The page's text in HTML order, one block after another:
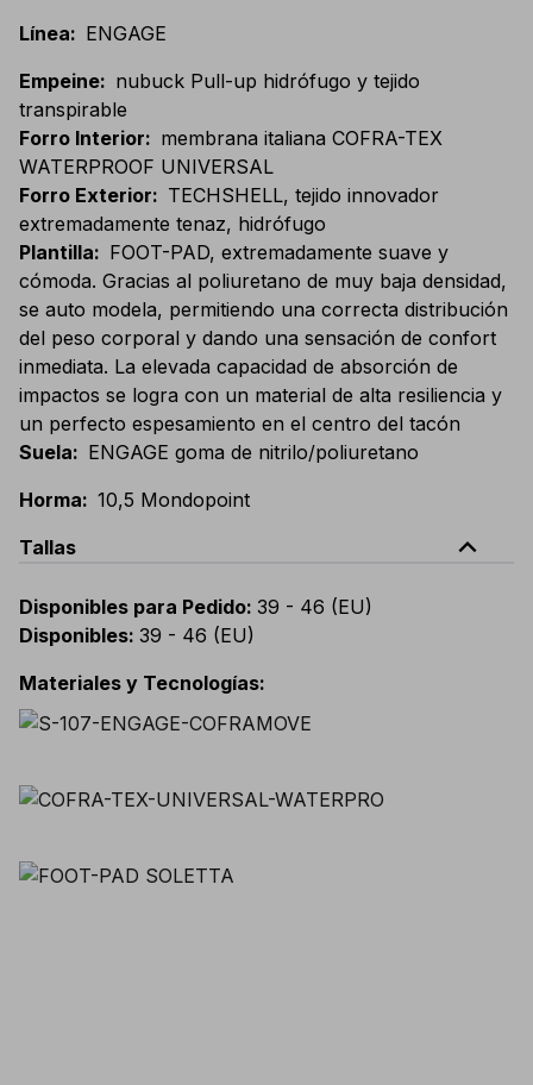
Línea: ENGAGE
Empeine: nubuck Pull-up hidrófugo y tejido
transpirable
Forro Interior: membrana italiana COFRA-TEX
WATERPROOF UNIVERSAL
Forro Exterior: TECHSHELL, tejido innovador
extremadamente tenaz, hidrófugo
Plantilla: FOOT-PAD, extremadamente suave y
cómoda. Gracias al poliuretano de muy baja densidad,
se auto modela, permitiendo una correcta distribución
del peso corporal y dando una sensación de confort
inmediata. La elevada capacidad de absorción de
impactos se logra con un material de alta resiliencia y
un perfecto espesamiento en el centro del tacón
Suela: ENGAGE goma de nitrilo/poliuretano
Horma: 10,5 Mondopoint
Tallas
expand_less
Disponibles para Pedido: 39 - 46 (EU)
Disponibles: 39 - 46 (EU)
Materiales y Tecnologías: